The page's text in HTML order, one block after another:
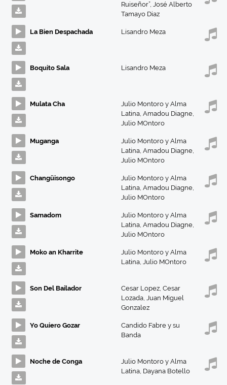
Ruiseñor”, José Alberto
Tamayo Diaz
La Bien Despachada Lisandro Meza
Boquito Sala Lisandro Meza
Mulata Cha
Julio Montoro y Alma
Latina, Amadou Diagne,
Julio MOntoro
Muganga
Julio Montoro y Alma
Latina, Amadou Diagne,
Julio MOntoro
Changüisongo
Julio Montoro y Alma
Latina, Amadou Diagne,
Julio MOntoro
Samadom
Julio Montoro y Alma
Latina, Amadou Diagne,
Julio MOntoro
Moko an Kharrite
Julio Montoro y Alma
Latina, Julio MOntoro
Son Del Bailador Cesar Lopez, Cesar
Lozada, Juan Miguel
Gonzalez
Yo Quiero Gozar
Candido Fabre y su
Banda
Noche de Conga
Julio Montoro y Alma
Latina, Dayana Botello